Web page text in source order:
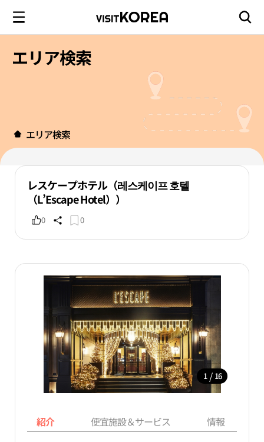
エリア検索
エリア検索
レスケープホテル（레스케이프 호텔
（L’Escape Hotel））
0 0
1 / 16
紹介 便宜施設＆サービス 情報